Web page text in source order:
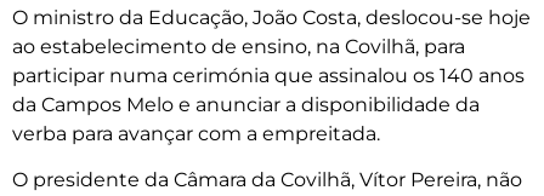
O ministro da Educação, João Costa, deslocou-se hoje
ao estabelecimento de ensino, na Covilhã, para
participar numa cerimónia que assinalou os 140 anos
da Campos Melo e anunciar a disponibilidade da
verba para avançar com a empreitada.
O presidente da Câmara da Covilhã, Vítor Pereira, não